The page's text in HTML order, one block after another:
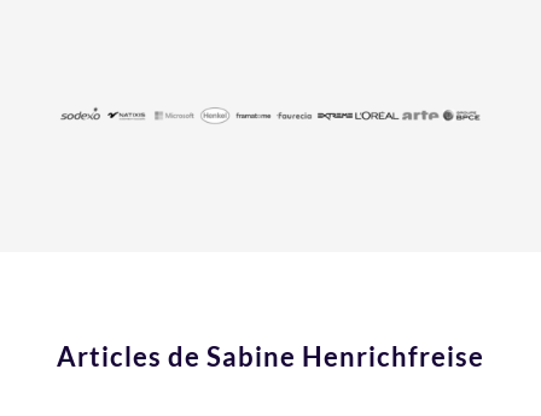
Articles de Sabine Henrichfreise